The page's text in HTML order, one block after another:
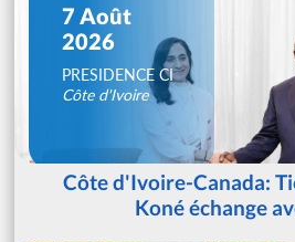
7 Août
2026
PRESIDENCE CI
Côte d'Ivoire
Côte d'Ivoire-Canada:
Koné échange